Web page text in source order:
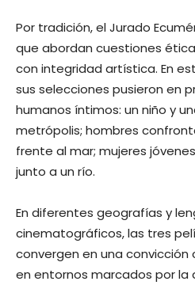
Por tradición, el Jurado
que abordan cuestiones
con integridad artística. En
sus selecciones pusieron en
humanos íntimos: un niño y
metrópolis; hombres
frente al mar; mujeres
junto a un río.
En diferentes geografías y
cinematográficos, las tres
convergen en una
en entornos marcados por la